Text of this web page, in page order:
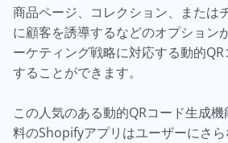
商品ページ、コレクション、または
に顧客を誘導するなどのオプション
ーケティング戦略に対応する動的
することができます。
この人気のある動的QRコード生成
料のShopifyアプリはユーザーにさ